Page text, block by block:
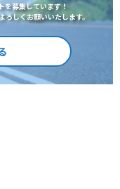
を募集しています！
しくお願いいたします。